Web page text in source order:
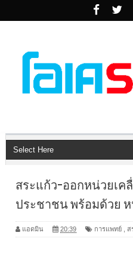
สระแก้ว-ออกหน่วยเค
ประชาชน พร้อมด้วย
แอดมิน 20:39 การแพทย์ ส